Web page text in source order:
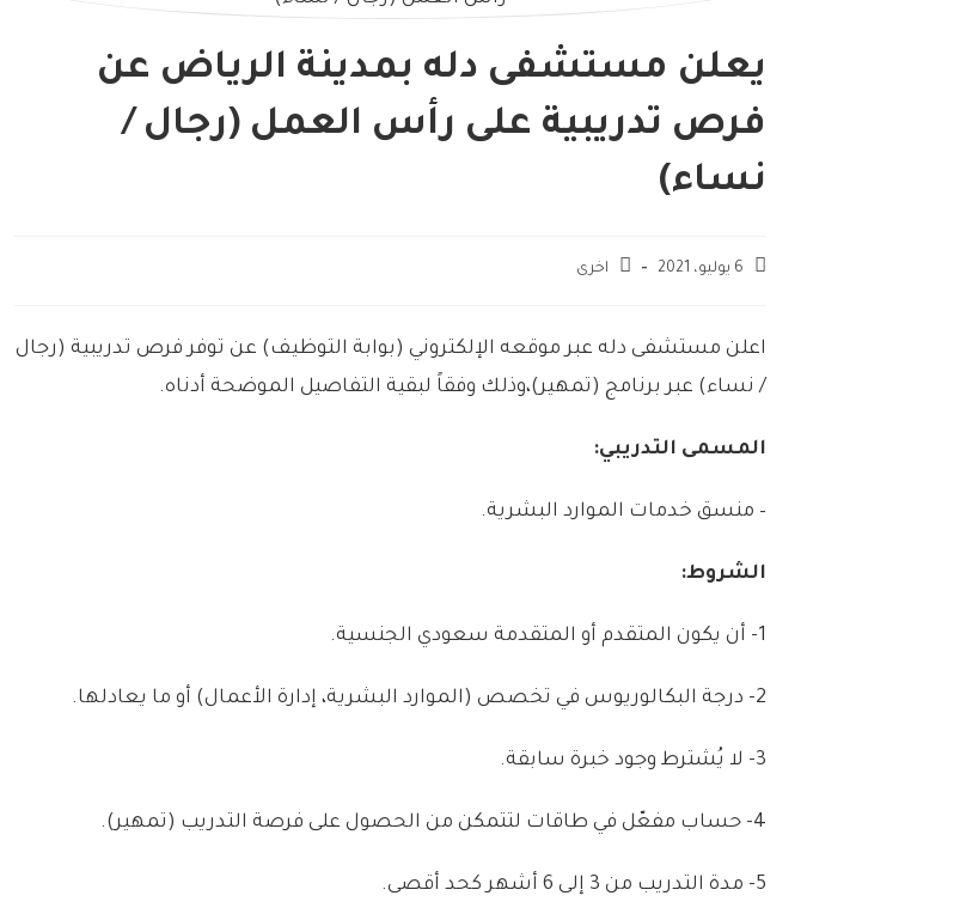
يعلن مستشفى دله بمدينة الرياض عن
فرص تدريبية على رأس العمل (رجال /
نساء)
6 يوليو، 2021 اخرى
اعلن مستشفى دله عبر موقعه الإلكتروني ( بوابة التوظيف) عن توفر فرص تدريبية ( رجال
/ نساء) عبر برنامج ( تمهير)،وذلك وفقاً لبقية التفاصيل الموضحة أدناه.
المسمى التدريبي:
– منسق خدمات الموارد البشرية.
الشروط:
1- أن يكون المتقدم أو المتقدمة سعودي الجنسية.
2- درجة البكالوريوس في تخصص ( الموارد البشرية، إدارة الأعمال) أو ما يعادلها.
3- لا يُشترط وجود خبرة سابقة.
4- حساب مفعّل في طاقات لتتمكن من الحصول على فرصة التدريب ( تمهير).
5- مدة التدريب من إلى أشهر كحد أقصى.